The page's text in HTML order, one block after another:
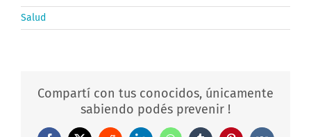
Salud
Compartí con tus conocidos, únicamente
sabiendo podés prevenir !